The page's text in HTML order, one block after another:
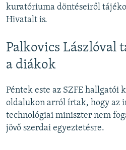
kuratóriuma döntéseiről
Hivatalt is.
Palkovics Lászlóval
a diákok
Péntek este az SZFE hallgatói
oldalukon arról írtak, hogy az
technológiai miniszter nem
jövő szerdai egyeztetésre.